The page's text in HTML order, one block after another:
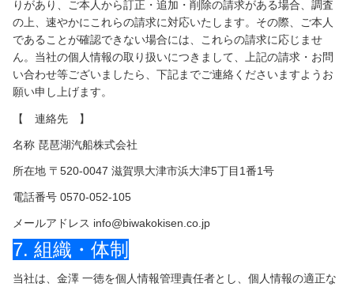
南湖遊覧ボート
雪見船クルーズ
琵琶湖汽船公式ホームページ
ログイン/予約確認
りがあり、ご本人から訂正・追加・削除の請求がある場合、調査
の上、速やかにこれらの請求に対応いたします。その際、ご本人
であることが確認できない場合には、これらの請求に応じませ
ん。当社の個人情報の取り扱いにつきまして、上記の請求・お問
い合わせ等ございましたら、下記までご連絡くださいますようお
願い申し上げます。
【 連絡先 】
名称 琵琶湖汽船株式会社
所在地 〒520-0047 滋賀県大津市浜大津5丁目1番1号
電話番号 0570-052-105
メールアドレス info@biwakokisen.co.jp
7. 組織・体制
当社は、金澤 一徳を個人情報管理責任者とし、個人情報の適正な